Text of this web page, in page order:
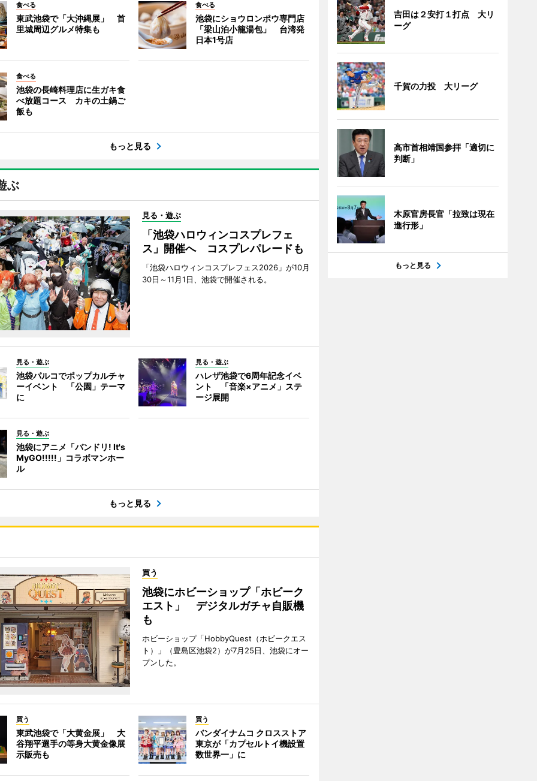
食べる
東武池袋で「大沖縄展」 首
里城周辺グルメ特集も
食べる
池袋にショウロンポウ専門店
「梁山泊小籠湯包」 台湾発
日本1号店
食べる
池袋の長崎料理店に生ガキ食
べ放題コース カキの土鍋ご
飯も
もっと見る
ぶ
見る・遊ぶ
「池袋ハロウィンコスプレフェ
ス」開催へ コスプレパレードも
「池袋ハロウィンコスプレフェス2026」が10月
30日～11月1日、池袋で開催される。
見る・遊ぶ
池袋パルコでポップカルチャ
ーイベント 「公園」テーマ
に
見る・遊ぶ
ハレザ池袋で6周年記念イベ
ント 「音楽×アニメ」ステ
ージ展開
見る・遊ぶ
池袋にアニメ「バンドリ! It's
MyGO!!!!!」コラボマンホー
ル
もっと見る
買う
池袋にホビーショップ「ホビーク
エスト」 デジタルガチャ自販機
も
ホビーショップ「HobbyQuest（ホビークエス
ト）」（豊島区池袋2）が7月25日、池袋にオー
プンした。
買う
東武池袋で「大黄金展」 大
谷翔平選手の等身大黄金像展
示販売も
買う
バンダイナムコ クロスストア
東京が「カプセルトイ機設置
数世界一」に
吉田は２安打１打点 大リ
ーグ
千賀の力投 大リーグ
高市首相靖国参拝「適切に
判断」
木原官房長官「拉致は現在
進行形」
もっと見る